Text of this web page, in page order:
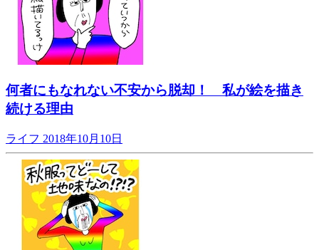
何者にもなれない不安から脱却！ 私が絵を描き
続ける理由
ライフ 2018年10月10日